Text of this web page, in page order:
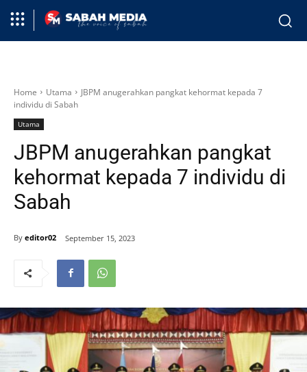
Home Utama
JBPM anugerahkan pangkat kehormat kepada 7
individu di Sabah
Utama
JBPM anugerahkan pangkat
kehormat kepada 7 individu di
Sabah
By editor02 September 15, 2023